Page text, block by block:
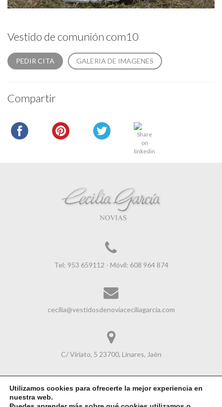
Vestido de comunión com10
PEDIR CITA GALERIA DE IMAGENES
Compartir
Tel: 953 659112 - Móvil: 608 964 874
cecilia@vestidosdenoviaceciliagarcia.com
C/ Viriato, 5 23700, Linares, Jaén
Avisol Legal
Utilizamos cookies para ofrecerte la mejor experiencia en
nuestra web.